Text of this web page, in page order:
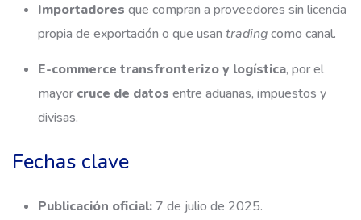
Importadores que compran a proveedores sin licencia
propia de exportación o que usan tradingcomo canal.
E-commerce transfronterizo y logística, por el
mayorcruce de datos entre aduanas, impuestos y
divisas.
Fechas clave
Publicación oficial: 7 de julio de 2025.